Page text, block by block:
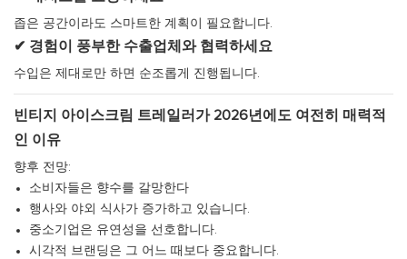
좁은 공간이라도 스마트한 계획이 필요합니다.
✔ 경험이 풍부한 수출업체와 협력하세요
수입은 제대로만 하면 순조롭게 진행됩니다.
빈티지 아이스크림 트레일러가 2026년에도 여전히 매력적
인 이유
향후 전망:
소비자들은 향수를 갈망한다
행사와 야외 식사가 증가하고 있습니다.
중소기업은 유연성을 선호합니다.
시각적 브랜딩은 그 어느 때보다 중요합니다.